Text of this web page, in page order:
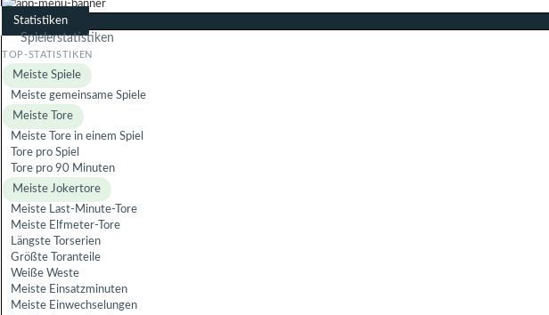
Statistiken
Spielerstatistiken
Meiste Spiele
Meiste gemeinsame Spiele
Meiste Tore
Meiste Tore in einem Spiel
Tore pro Spiel
Tore pro 90 Minuten
Meiste Jokertore
Meiste Last-Minute-Tore
Meiste Elfmeter-Tore
Längste Torserien
Größte Toranteile
Weiße Weste
Meiste Einsatzminuten
Meiste Einwechselungen